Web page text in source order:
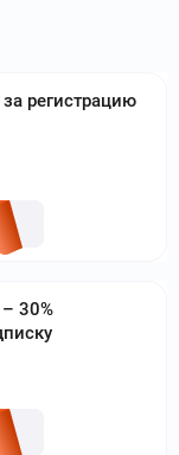
регистрацию
30%